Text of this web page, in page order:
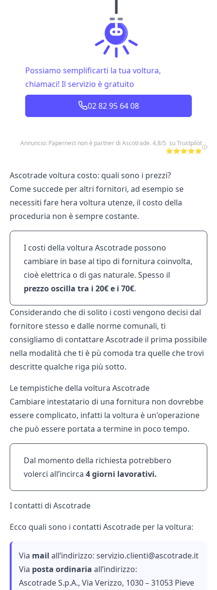
Possiamo semplificarti la tua voltura,
chiamaci! Il servizio è gratuito
02 82 95 64 08
Annuncio: Papernest non è partner di Ascotrade. 4,8/5 su Trustpilot
⭐⭐⭐⭐⭐
Ascotrade voltura costo: quali sono i prezzi?
Come succede per altri fornitori, ad esempio se
necessiti fare hera voltura utenze, il costo della
proceduria non è sempre costante.
I costi della voltura Ascotrade possono
cambiare in base al tipo di fornitura coinvolta,
cioè elettrica o di gas naturale. Spesso il
prezzo oscilla tra i 20€ e i 70€.
Considerando che di solito i costi vengono decisi dal
fornitore stesso e dalle norme comunali, ti
consigliamo di contattare Ascotrade il prima possibile
nella modalità che ti è pù comoda tra quelle che trovi
descritte qualche riga più sotto.
Le tempistiche della voltura Ascotrade
Cambiare intestatario di una fornitura non dovrebbe
essere complicato, infatti la voltura è un'operazione
che può essere portata a termine in poco tempo.
Dal momento della richiesta potrebbero
volerci all’incirca 4 giorni lavorativi.
I contatti di Ascotrade
Ecco quali sono i contatti Ascotrade per la voltura:
Via mail all’indirizzo: servizio.clienti@ascotrade.it
Via posta ordinaria all’indirizzo:
Ascotrade S.p.A., Via Verizzo, 1030 – 31053 Pieve